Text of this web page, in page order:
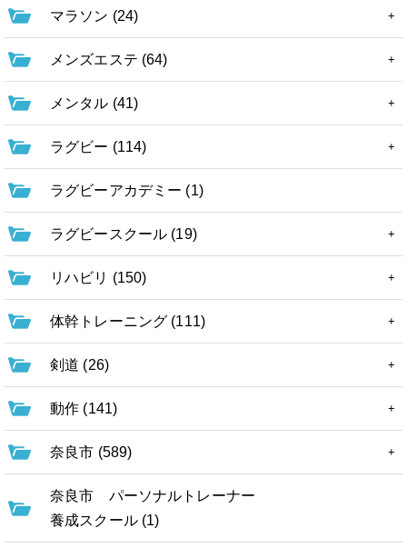
マラソン (24)
メンズエステ (64)
メンタル (41)
ラグビー (114)
ラグビーアカデミー (1)
ラグビースクール (19)
リハビリ (150)
体幹トレーニング (111)
剣道 (26)
動作 (141)
奈良市 (589)
奈良市 パーソナルトレーナー
養成スクール (1)